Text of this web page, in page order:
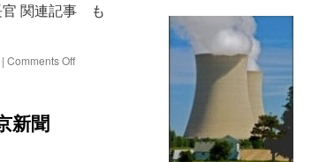
官 関連記事 も
| Comments Offon
新聞